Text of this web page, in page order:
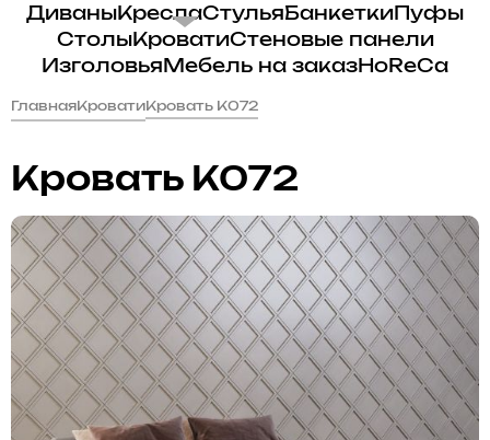
ДиваныКреслаСтульяБанкеткиПуфы
СтолыКроватиСтеновые панели
Изголовья Мебель на заказHoReCa
ГлавнаяКроватиКровать K072
Кровать K072